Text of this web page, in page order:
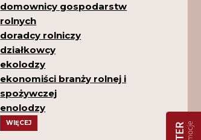
domownicy gospodarstw
rolnych
doradcy rolniczy
działkowcy
ekolodzy
ekonomiści branży rolnej i
spożywczej
enolodzy
WIĘCEJ